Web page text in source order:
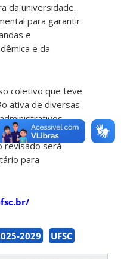
da universidade.
para garantir
e
e da
coletivo que teve
ativa de diversas
contribuições
revisado será
para
2029 UFSC